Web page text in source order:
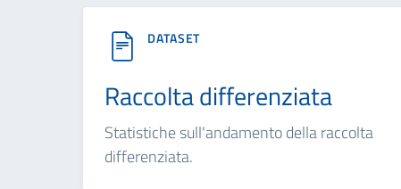
DATASET
Raccolta differenziata
Statistiche sull'andamento della raccolta
differenziata.